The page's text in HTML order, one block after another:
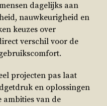
dagelijks aan
nauwkeurigheid en
keuzes over
verschil voor de
projecten pas laat
en oplossingen
ambities van de